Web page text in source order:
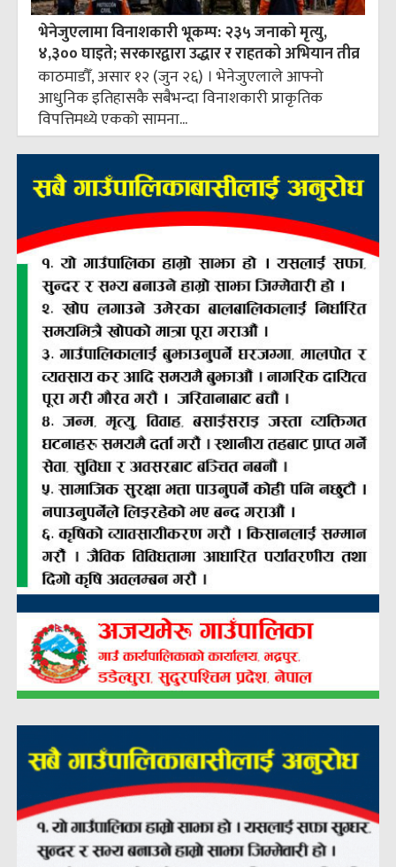
भेनेजुएलामा विनाशकारी भूकम्प: २३५ जनाको मृत्यु,
४,३०० घाइते; सरकारद्वारा उद्धार र राहतको अभियान तीव्र
काठमाडौँ, असार १२ (जुन २६) । भेनेजुएलाले आफ्नो
आधुनिक इतिहासकै सबैभन्दा विनाशकारी प्राकृतिक
विपत्तिमध्ये एकको सामना...